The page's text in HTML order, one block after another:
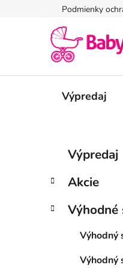
Podmienky
Výpredaj
č
ý
Preskočiť
kategórie
e
ó
Výpredaj
Akcie
Výhodné
Výhodný
Výhodný